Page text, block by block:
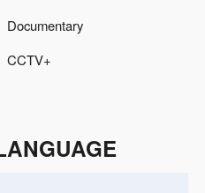
Documentary
CCTV+